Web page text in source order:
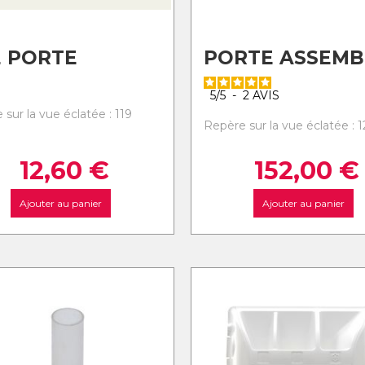
PORTE
sur la vue éclatée : 119
12,60 €
Ajouter au panier
PORTE
5/5 - 2 AVIS
Repère sur la vue éclatée :
152,00 €
Ajouter au panier